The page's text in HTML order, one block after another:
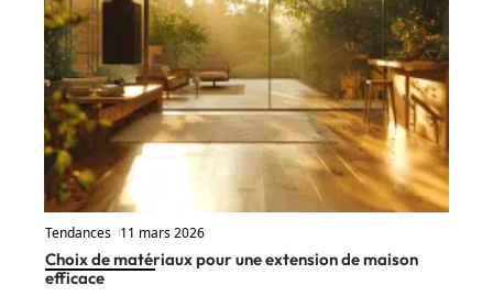
Tendances 11 mars 2026
Choix de matériaux pour une extension de maison
efficace